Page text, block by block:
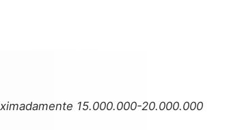
15.000.000-20.000.000